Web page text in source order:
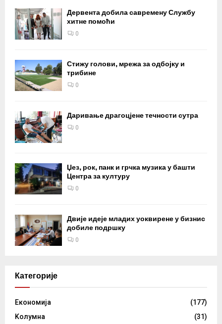
Дервента добила савремену Службу
хитне помоћи
0
Стижу голови, мрежа за одбојку и
трибине
0
Даривање драгоцјене течности сутра
0
Џез, рок, панк и грчка музика у башти
Центра за културу
0
Двије идеје младих уоквирене у бизнис
добиле подршку
0
Категорије
Eкономија
(177)
Kолумнa
(31)